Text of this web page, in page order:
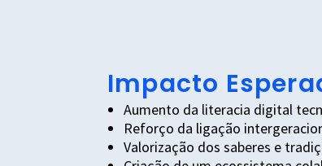
Impacto
Aumento da literacia digital
Reforço da ligação
Valorização dos saberes e